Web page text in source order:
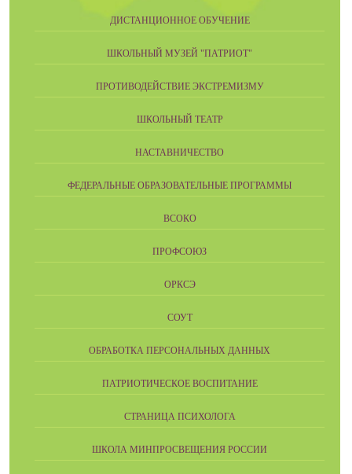
ДИСТАНЦИОННОЕ ОБУЧЕНИЕ
ШКОЛЬНЫЙ МУЗЕЙ "ПАТРИОТ"
ПРОТИВОДЕЙСТВИЕ ЭКСТРЕМИЗМУ
ШКОЛЬНЫЙ ТЕАТР
НАСТАВНИЧЕСТВО
ФЕДЕРАЛЬНЫЕ ОБРАЗОВАТЕЛЬНЫЕ ПРОГРАММЫ
ВСОКО
ПРОФСОЮЗ
ОРКСЭ
СОУТ
ОБРАБОТКА ПЕРСОНАЛЬНЫХ ДАННЫХ
ПАТРИОТИЧЕСКОЕ ВОСПИТАНИЕ
СТРАНИЦА ПСИХОЛОГА
ШКОЛА МИНПРОСВЕЩЕНИЯ РОССИИ